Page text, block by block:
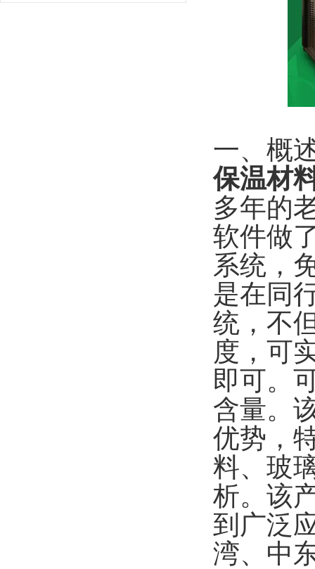
一、概
保温材
多年的
软件做
系统，
是在同
统，不
度，可
即可。
含量。
优势，
料、玻
析。该
到广泛
湾、中